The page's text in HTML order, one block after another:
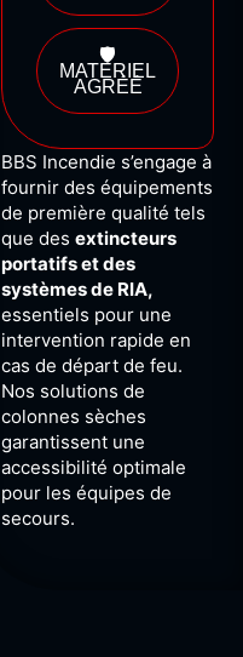
🛡️
MATÉRIEL
AGRÉÉ
BBS Incendie s’engage à
fournir des équipements
de première qualité tels
que des extincteurs
portatifs et des
systèmes de RIA,
essentiels pour une
intervention rapide en
cas de départ de feu.
Nos solutions de
colonnes sèches
garantissent une
accessibilité optimale
pour les équipes de
secours.